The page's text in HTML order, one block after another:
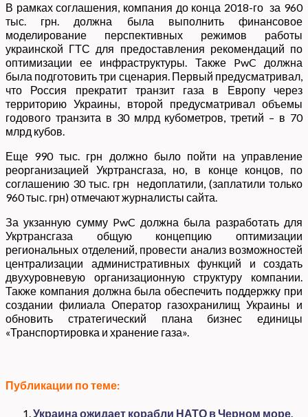
В рамках соглашения, компания до конца 2018-го за 960
тыс. грн. должна была выполнить финансовое
моделирование перспективных режимов работы
украинской ГТС для предоставления рекомендаций по
оптимизации ее инфраструктуры. Также PwC должна
была подготовить три сценария. Первый предусматривал,
что Россия прекратит транзит газа в Европу через
территорию Украины, второй предусматривал объемы
годового транзита в 30 млрд кубометров, третий – в 70
млрд кубов.
Еще 990 тыс. грн должно было пойти на управление
реорганизацией Укртрансгаза, но, в конце концов, по
соглашению 30 тыс. грн недоплатили, (заплатили только
960 тыс. грн) отмечают журналисты сайта.
За укзанную сумму PwC должна была разработать для
Укртрансгаза общую концепцию оптимизации
региональных отделений, провести анализ возможностей
централизации административных функций и создать
двухуровневую организационную структуру компании.
Также компания должна была обеспечить поддержку при
создании филиала Оператор газохранилищ Украины и
обновить стратегический плана бизнес единицы
«Транспортировка и хранение газа».
Публикации по теме:
Украина ожидает корабли НАТО в Черном море,